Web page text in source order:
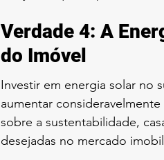
Verdade 4: A
do Imóvel
Investir em energia solar no
aumentar
sobre a sustentabilidade,
desejadas no mercado